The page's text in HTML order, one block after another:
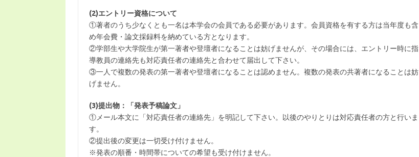
(2)エントリー資格について
①著者のうち少なくとも一名は本学会の会員である必要があります。会員資格を有する方は当年度も含
め年会費・論文採録料を納めている方となります。
②学部生や大学院生が第一著者や登壇者になることは妨げませんが、その場合には、エントリー時に指
導教員の連絡先も対応責任者の連絡先と合わせて届出して下さい。
③一人で複数の発表の第一著者や登壇者になることは認めません。複数の発表の共著者になることは妨
げません。
(3)提出物：「発表予稿論文」
①メール本文に「対応責任者の連絡先」を明記して下さい。以後のやりとりは対応責任者の方と行いま
す。
②提出後の変更は一切受け付けません。
※発表の順番・時間帯についての希望も受け付けません。